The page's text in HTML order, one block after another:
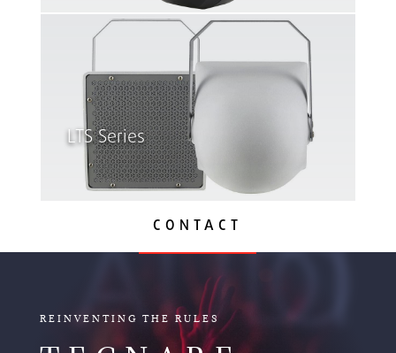
LTS Series
CONTACT AUDIO
REINVENTING THE RULES